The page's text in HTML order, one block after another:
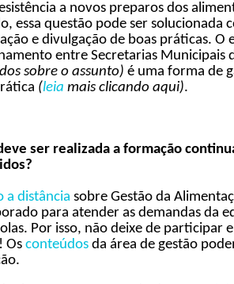
a novos preparos dos
essa questão pode ser solucionada
e divulgação de boas práticas.
entre Secretarias Municipais
sobre o assunto) é uma forma de
(leia mais clicando aqui).
ser realizada a formação
a distância sobre Gestão da
para atender as demandas da
Por isso, não deixe de participar
Os conteúdosda área de gestão